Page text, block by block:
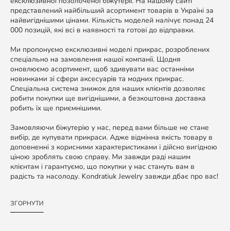
представлений найбільший асортимент товарів в Україні за
найвигіднішими цінами. Кількість моделей налічує понад 24
000 позицій, які всі в наявності та готові до відправки.
Ми пропонуємо ексклюзивні моделі прикрас, розроблених
спеціально на замовлення нашої компанії. Щодня
оновлюємо асортимент, щоб здивувати вас останніми
новинками зі сфери аксесуарів та модних прикрас.
Спеціальна система знижок для наших клієнтів дозволяє
робити покупки ще вигіднішими, а безкоштовна доставка
робить їх ще приємнішими.
Замовляючи біжутерію у нас, перед вами більше не стане
вибір, де купувати прикраси. Адже відмінна якість товару в
доповненні з корисними характеристиками і дійсно вигідною
ціною зроблять свою справу. Ми завжди раді нашим
клієнтам і гарантуємо, що покупки у нас стануть вам в
радість та насолоду. Kondratiuk Jewelry завжди дбає про вас!
ЗГОРНУТИ